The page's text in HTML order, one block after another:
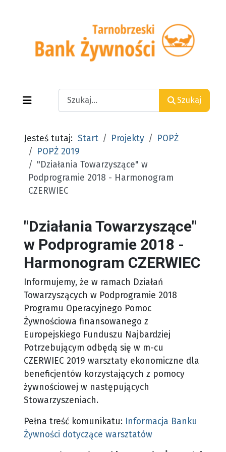
Search
Szukaj
Jesteś tutaj: Start Projekty
POPŻ
POPŻ 2019
"Działania Towarzyszące" w
Podprogramie 2018 - Harmonogram
CZERWIEC
"Działania Towarzyszące"
w Podprogramie 2018 -
Harmonogram CZERWIEC
Informujemy, że w ramach Działań
Towarzyszących w Podprogramie 2018
Programu Operacyjnego Pomoc
Żywnościowa finansowanego z
Europejskiego Funduszu Najbardziej
Potrzebującym odbędą się w m-cu
CZERWIEC 2019 warsztaty ekonomiczne dla
beneficjentów korzystających z pomocy
żywnościowej w następujących
Stowarzyszeniach.
Pełna treść komunikatu: Informacja Banku
Żywności dotyczące warsztatów